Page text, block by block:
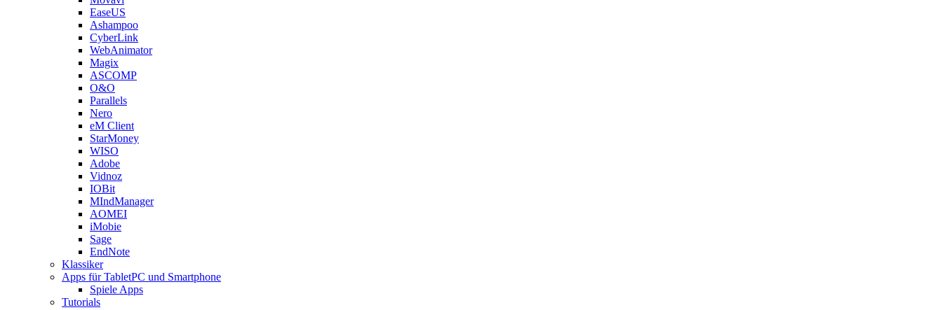
EaseUS
Ashampoo
CyberLink
WebAnimator
Magix
ASCOMP
O&O
Parallels
Nero
eM Client
StarMoney
WISO
Adobe
Vidnoz
IOBit
MIndManager
AOMEI
iMobie
Sage
EndNote
Klassiker
Apps für TabletPC und Smartphone
Spiele Apps
Tutorials